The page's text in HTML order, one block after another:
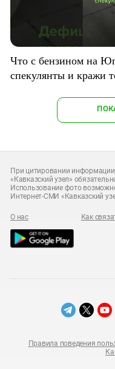
Что с бензином на
спекулянты и кражи
При цитировании
«Кавказский узел»
Использование фото
Интернет-СМИ «Кавказский
О нас Как
Правила поведения